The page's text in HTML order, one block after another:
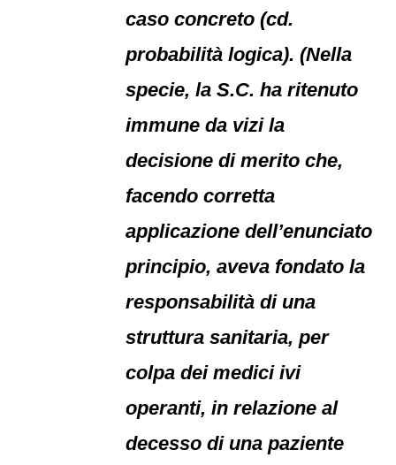
caso concreto (cd.
probabilità logica). (Nella
specie, la S.C. ha ritenuto
immune da vizi la
decisione di merito che,
facendo corretta
applicazione dell’enunciato
principio, aveva fondato la
responsabilità di una
struttura sanitaria, per
colpa dei medici ivi
operanti, in relazione al
decesso di una paziente